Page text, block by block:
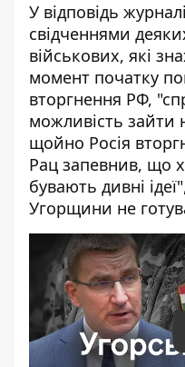
У відповідь
свідченнями
військових, які
момент початку
вторгнення РФ,
можливість зайти
щойно Росія
Рац запевнив, що
бувають дивні
Угорщини не